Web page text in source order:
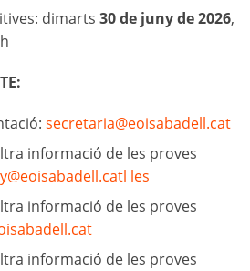
dimarts 30 de junyde 2026,
secretaria@eoisabadell.cat
informació de les proves
les
informació de les proves
informació de les proves